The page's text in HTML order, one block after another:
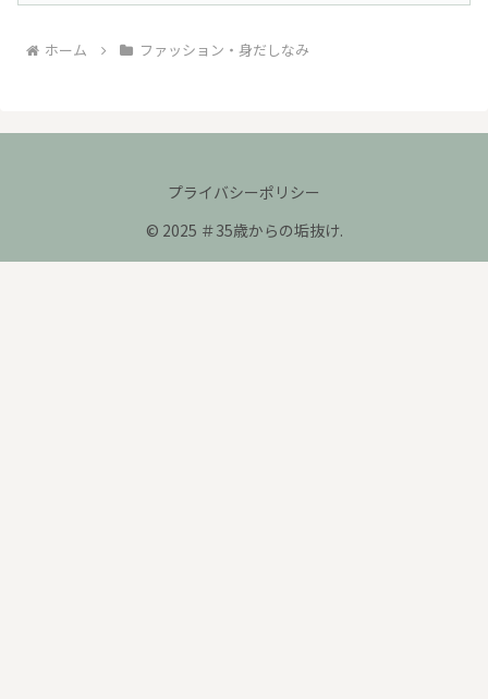
ホーム ファッション・身だしなみ
プライバシーポリシー
© 2025 ＃35歳からの垢抜け.